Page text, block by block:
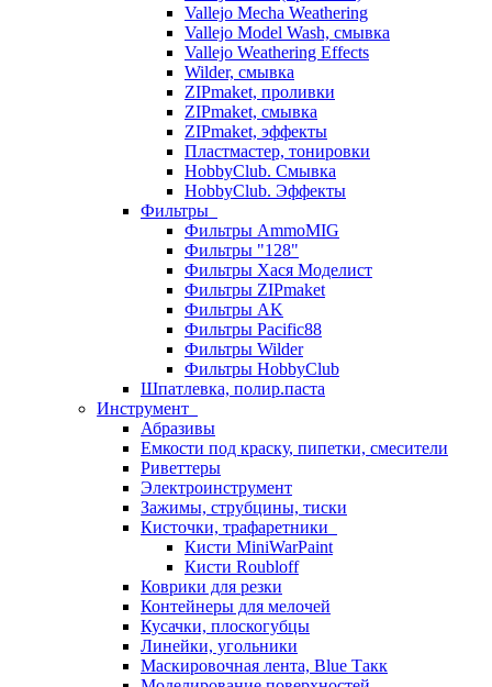
Vallejo Mecha Weathering
Vallejo Model Wash, смывка
Vallejo Weathering Effects
Wilder, смывка
ZIPmaket, проливки
ZIPmaket, смывка
ZIPmaket, эффекты
Пластмастер, тонировки
HobbyClub. Смывка
HobbyClub. Эффекты
Фильтры
Фильтры AmmoMIG
Фильтры "128"
Фильтры Хася Моделист
Фильтры ZIPmaket
Фильтры AK
Фильтры Pacific88
Фильтры Wilder
Фильтры HobbyClub
Шпатлевка, полир.паста
Инструмент
Абразивы
Емкости под краску, пипетки, смесители
Риветтеры
Электроинструмент
Зажимы, струбцины, тиски
Кисточки, трафаретники
Кисти MiniWarPaint
Кисти Roubloff
Коврики для резки
Контейнеры для мелочей
Кусачки, плоскогубцы
Линейки, угольники
Маскировочная лента, Blue Такк